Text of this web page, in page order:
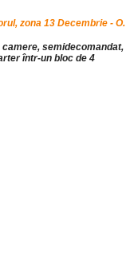
zona 13 Decembrie - O.
semidecomandat,
într-un bloc de 4